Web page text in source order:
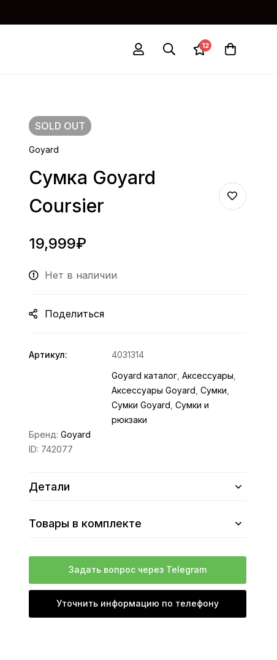
12
SOLD OUT
Goyard
Сумка Goyard
Coursier
19,999₽
Нет в наличии
Поделиться
Артикул:
4031314
Goyard каталог ,Аксессуары
Аксессуары Goyard ,Сумки
Сумки Goyard ,Сумки и
рюкзаки
Бренд:Goyard
ID: 742077
Детали
Товары в комплекте
Задать вопрос через Telegram
Уточнить информацию по телефону